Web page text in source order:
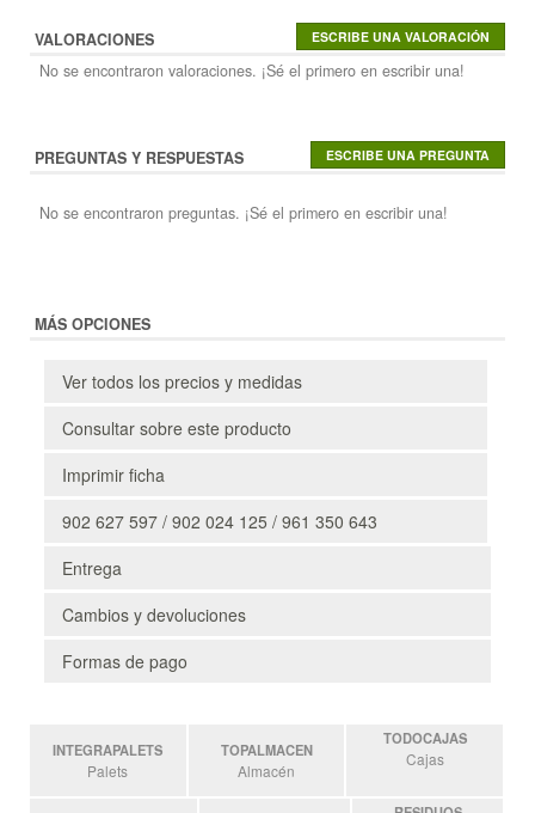
VALORACIONES
No se encontraron valoraciones. ¡Sé el primero en escribir una!
PREGUNTAS Y RESPUESTAS
No se encontraron preguntas. ¡Sé el primero en escribir una!
MÁS OPCIONES
Ver todos los precios y medidas
Consultar sobre este producto
Imprimir ficha
902 627 597 / 902 024 125 / 961 350 643
Entrega
Cambios y devoluciones
Formas de pago
INTEGRAPALETS
Palets
TOPALMACEN
Almacén
TODOCAJAS
Cajas